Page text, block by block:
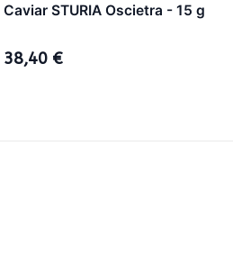
Caviar STURIA Oscietra - 15 g
38,40 €